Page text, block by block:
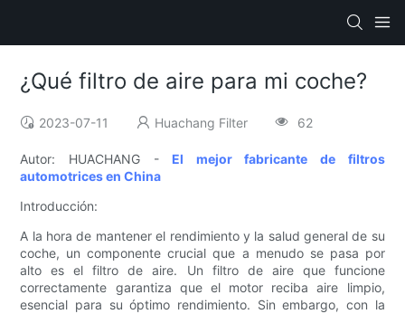
¿Qué filtro de aire para mi coche?
2023-07-11 Huachang Filter 62
Autor: HUACHANG - El mejor fabricante de filtros
automotrices en China
Introducción:
A la hora de mantener el rendimiento y la salud general de su
coche, un componente crucial que a menudo se pasa por
alto es el filtro de aire. Un filtro de aire que funcione
correctamente garantiza que el motor reciba aire limpio,
esencial para su óptimo rendimiento. Sin embargo, con la